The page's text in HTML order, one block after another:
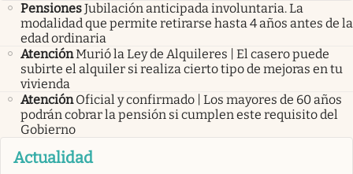
PensionesJubilación anticipada involuntaria. La
modalidad que permite retirarse hasta 4 años antes de la
edad ordinaria
AtenciónMurió la Ley de Alquileres | El casero puede
subirte el alquiler si realiza cierto tipo de mejoras en tu
vivienda
Atención Oficial y confirmado | Los mayores de 60 años
podrán cobrar la pensión si cumplen este requisito del
Gobierno
Actualidad